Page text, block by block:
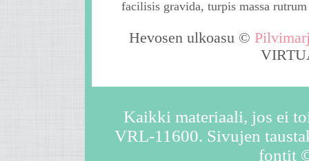
facilisis gravida, turpis massa rutrum
ligula. Curabitur dapibus imperdiet
purus. Nam velit augue, pretium ut
Aenean vel quam lacinia, feugiat mi
Cras dui urna, euismod eu justo
facilisis, tristique consectetur augue.
Praesent pharetra urna at scelerisque
Hevosen ulkoasu ©
Kaikki materiaali, jos ei
VRL-11600. Sivujen
fontit